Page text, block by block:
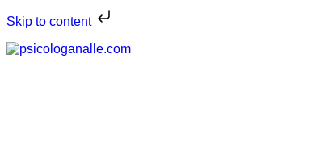
Skip to content